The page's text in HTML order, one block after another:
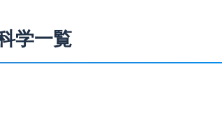
学一覧